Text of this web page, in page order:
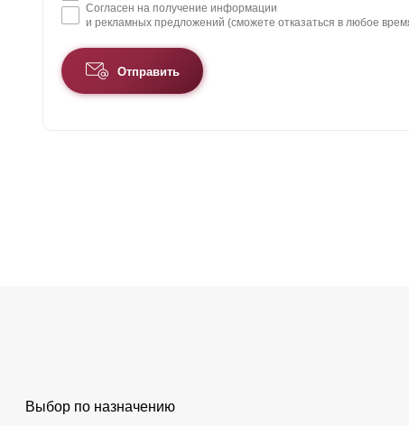
Согласен на получение информации
и рекламных предложений (сможете отказаться в любое
Отправить
Выбор по назначению